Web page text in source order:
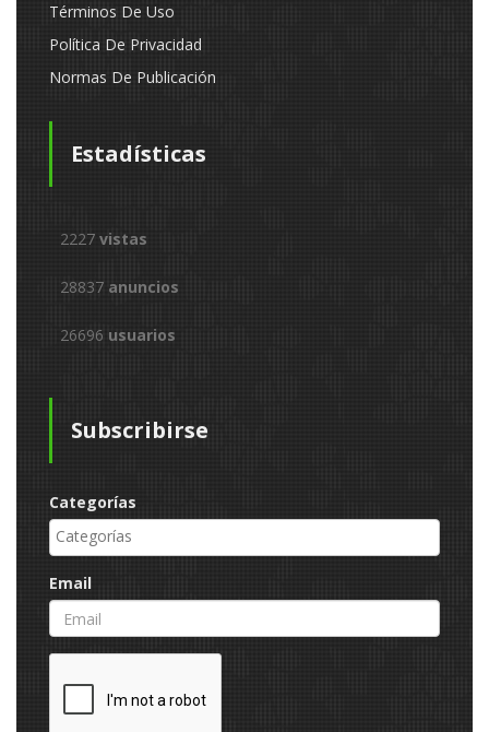
Términos De Uso
Política De Privacidad
Normas De Publicación
Estadísticas
2227 vistas
28837 anuncios
26696 usuarios
Subscribirse
Categorías
Email